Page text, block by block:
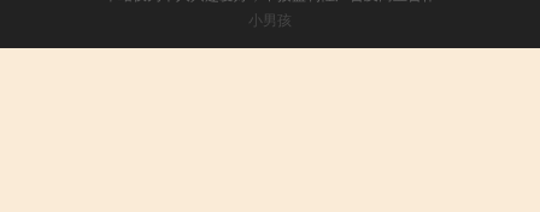
小男孩